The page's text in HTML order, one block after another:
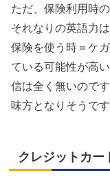
ただ、保険利用時
それなりの英語力
保険を使う時＝ケ
ている可能性が高
信は全く無いので
味方となりそうです
クレジットカー